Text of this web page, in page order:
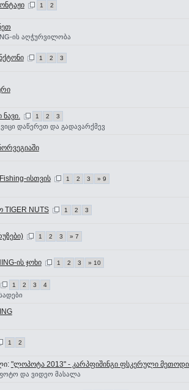
1 2
ის აღჭურვილობა
1 2 3
1 2 3
დაწერეთ და გადავარქმევ
ისთვის 1 2 3 » 9
TIGER NUTS 1 2 3
1 2 3 » 7
ის ჯოხი 1 2 3 » 10
1 2 3 4
1 2
"ლოპოტა 2013" - კარპფიშინგი ფსკერული
და ვიდეო მასალა